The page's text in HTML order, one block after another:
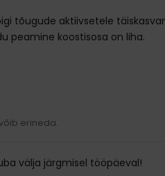
Kodune
Transpordikotid
tõugude aktiivsetele
peamine koostisosa on liha.
erineda.
välja järgmisel tööpäeval!